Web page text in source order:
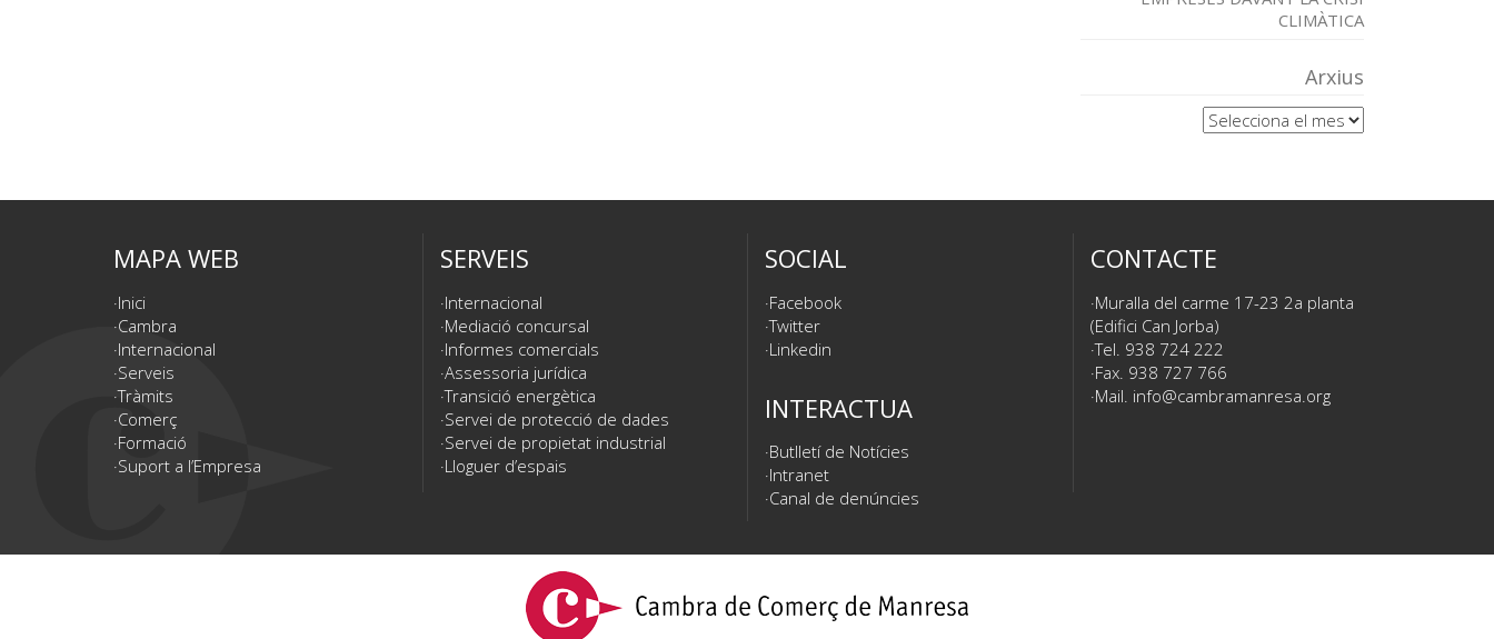
CLIMÀTICA
Arxius
Arxius
MAPA WEB
Inici
Cambra
Internacional
Serveis
Tràmits
Comerç
Formació
Suport a l’Empresa
SERVEIS
Internacional
Mediació concursal
Informes comercials
Assessoria jurídica
Transició energètica
Servei de protecció de dades
Servei de propietat industrial
Lloguer d’espais
SOCIAL
Facebook
Twitter
Linkedin
INTERACTUA
Butlletí de Notícies
Intranet
Canal de denúncies
CONTACTE
Muralla del carme 17-23 2a planta
(Edifici Can Jorba)
Tel. 938 724 222
Fax. 938 727 766
Mail. info@cambramanresa.org